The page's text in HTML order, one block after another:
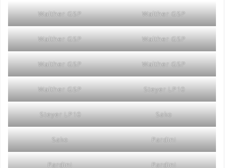
Walther GSP Walther GSP
Walther GSP Walther GSP
Walther GSP Walther GSP
Walther GSP Steyer LP10
Steyer LP10 Sako
Sako Pardini
Pardini Pardini